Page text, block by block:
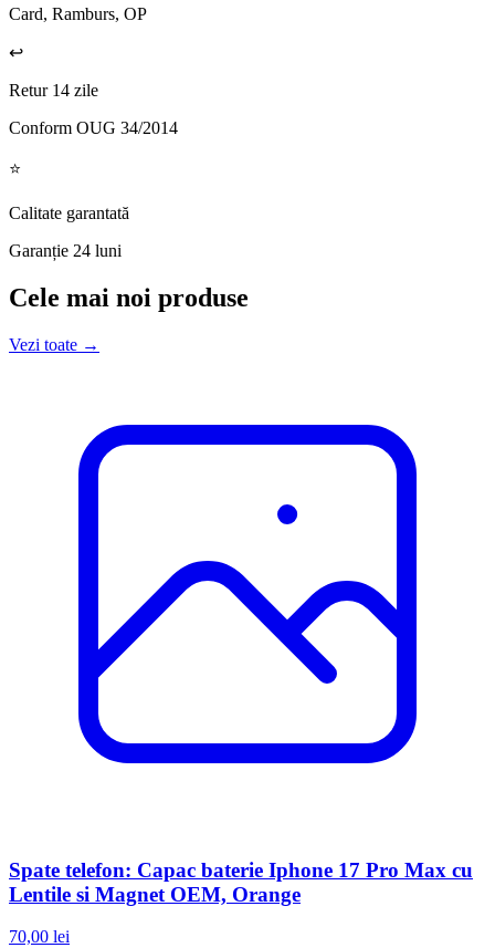
Card, Ramburs, OP
↩️
Retur 14 zile
Conform OUG 34/2014
⭐
Calitate garantată
Garanție 24 luni
Cele mai noi produse
Vezi toate →
Spate telefon: Capac baterie Iphone 17 Pro Max cu
Lentile si Magnet OEM, Orange
70,00 lei